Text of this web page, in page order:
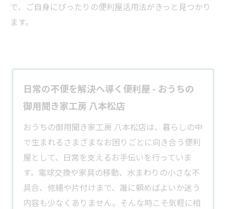
で、ご自身にぴったりの便利屋活用法がきっと見つかり
ます。
日常の不便を解決へ導く便利屋 - おうちの
御用聞き家工房 八本松店
おうちの御用聞き家工房 八本松店は、暮らしの中
で生まれるさまざまなお困りごとに向き合う便利
屋として、日常を支えるお手伝いを行っていま
す。電球交換や家具の移動、水まわりの小さな不
具合、修繕や片付けまで、誰に頼めばよいか迷う
内容も少なくありません。そんな時こそ気軽に相